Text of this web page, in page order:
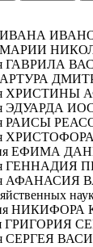
ИВАНА
МАРИИ
ГАВРИЛА
АРТУРА
ХРИСТИНЫ
ЭДУАРДА
РАИСЫ
ЕФИМА
ГЕННАДИЯ
АФАНАСИЯ
ГРИГОРИЯ
СЕРГЕЯ